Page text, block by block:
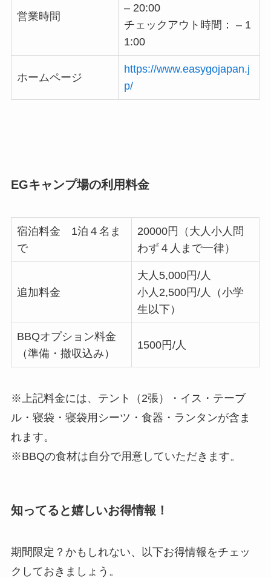
営業時間
– 20:00
チェックアウト時間： – 1
1:00
ホームページ
https://www.easygojapan.j
p/
EGキャンプ場の利用料金
宿泊料金 1泊４名ま
で
20000円（大人小人問
わず４人まで一律）
追加料金
大人5,000円/人
小人2,500円/人（小学
生以下）
BBQオプション料金
（準備・撤収込み）
1500円/人
※上記料金には、テント（2張）・イス・テーブ
ル・寝袋・寝袋用シーツ・食器・ランタンが含ま
れます。
※BBQの食材は自分で用意していただきます。
知ってると嬉しいお得情報！
期間限定？かもしれない、以下お得情報をチェッ
クしておきましょう。